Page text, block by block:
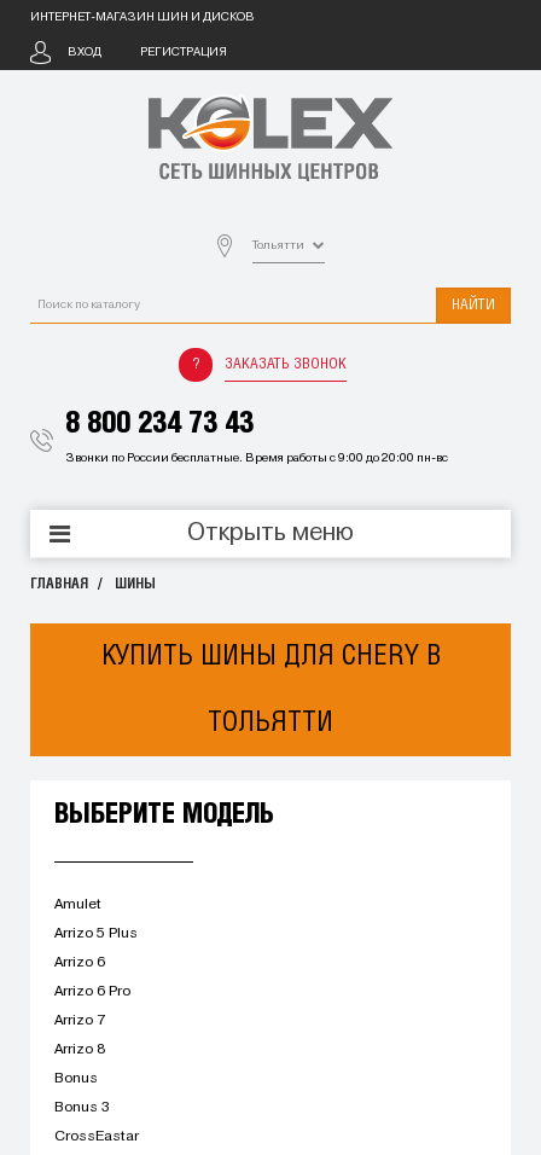
ИНТЕРНЕТ-МАГАЗИН ШИН И ДИСКОВ
ВХОД РЕГИСТРАЦИЯ
Тольятти
НАЙТИ
ЗАКАЗАТЬ ЗВОНОК
8 800 234 73 43
Звонки по России бесплатные. Время работы с 9:00 до 20:00 пн-вс
Открыть меню
ГЛАВНАЯ ШИНЫ
КУПИТЬ ШИНЫ ДЛЯ CHERY В
ТОЛЬЯТТИ
ВЫБЕРИТЕ МОДЕЛЬ
Amulet
Arrizo 5 Plus
Arrizo 6
Arrizo 6 Pro
Arrizo 7
Arrizo 8
Bonus
Bonus 3
CrossEastar